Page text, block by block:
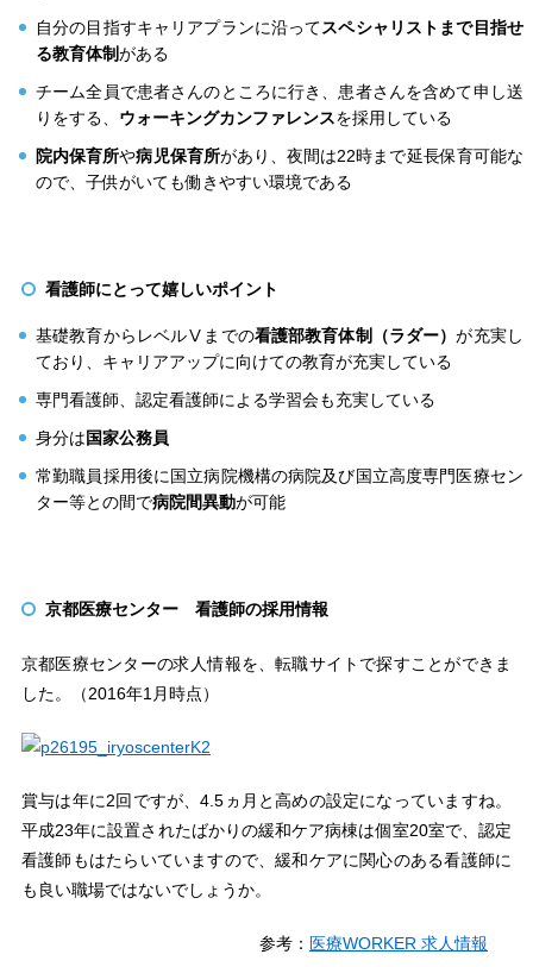
自分の目指すキャリアプランに沿ってスペシャリストまで目指せ
る教育体制がある
チーム全員で患者さんのところに行き、患者さんを含めて申し送
りをする、 ウォーキングカンファレンスを採用している
院内保育所や病児保育所があり、夜間は22時まで延長保育可能な
ので、子供がいても働きやすい環境である
看護師にとって嬉しいポイント
基礎教育からレベルⅤまでの看護部教育体制（ラダー）が充実し
ており、キャリアアップに向けての教育が充実している
専門看護師、認定看護師による学習会も充実している
身分は国家公務員
常勤職員採用後に国立病院機構の病院及び国立高度専門医療セン
ター等との間で病院間異動が可能
京都医療センター 看護師の採用情報
京都医療センターの求人情報を、転職サイトで探すことができま
した。（2016年1月時点）
賞与は年に2回ですが、4.5ヵ月と高めの設定になっていますね。
平成23年に設置されたばかりの緩和ケア病棟は個室20室で、認定
看護師もはたらいていますので、緩和ケアに関心のある看護師に
も良い職場ではないでしょうか。
参考： 医療WORKER 求人情報